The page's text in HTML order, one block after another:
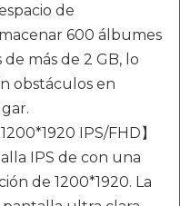
de
600 álbumes
más de 2 GB, lo
obstáculos en
IPS/FHD】
IPS de con una
de 1200*1920. La